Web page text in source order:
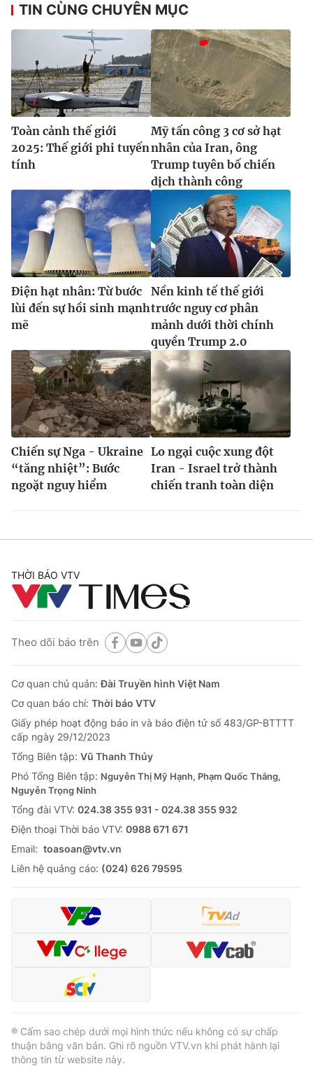
® Cấm sao chép dưới mọi hình thức nếu không có sự chấp
thuận bằng văn bản. Ghi rõ nguồn VTV.vn khi phát hành lại
thông tin từ website này.
TIN CÙNG CHUYÊN MỤC
Toàn cảnh thế giới
2025: Thế giới phi tuyến
tính
Mỹ tấn công 3 cơ sở hạt
nhân của Iran, ông
Trump tuyên bố chiến
dịch thành công
Điện hạt nhân: Từ bước
lùi đến sự hồi sinh mạnh
mẽ
Nền kinh tế thế giới
trước nguy cơ phân
mảnh dưới thời chính
quyền Trump 2.0
Chiến sự Nga - Ukraine
“tăng nhiệt”: Bước
ngoặt nguy hiểm
Lo ngại cuộc xung đột
Iran - Israel trở thành
chiến tranh toàn diện
THỜI BÁO VTV
Theo dõi báo trên
Cơ quan chủ quản:Đài Truyền hình Việt Nam
Cơ quan báo chí: Thời báo VTV
Giấy phép hoạt động báo in và báo điện tử số 483/GP-BTTTT
cấp ngày 29/12/2023
Tổng Biên tập: Vũ Thanh Thủy
Phó Tổng Biên tập: Nguyễn Thị Mỹ Hạnh, Phạm Quốc Thắng,
Nguyễn Trọng Ninh
Tổng đài VTV: 024.38 355 931 - 024.38 355 932
Ðiện thoại Thời báo VTV: 0988 671 671
Email: toasoan@vtv.vn
Liên hệ quảng cáo: (024) 626 79595
® Cấm sao chép dưới mọi hình thức nếu không có sự chấp
thuận bằng văn bản. Ghi rõ nguồn VTV.vn khi phát hành lại
thông tin từ website này.